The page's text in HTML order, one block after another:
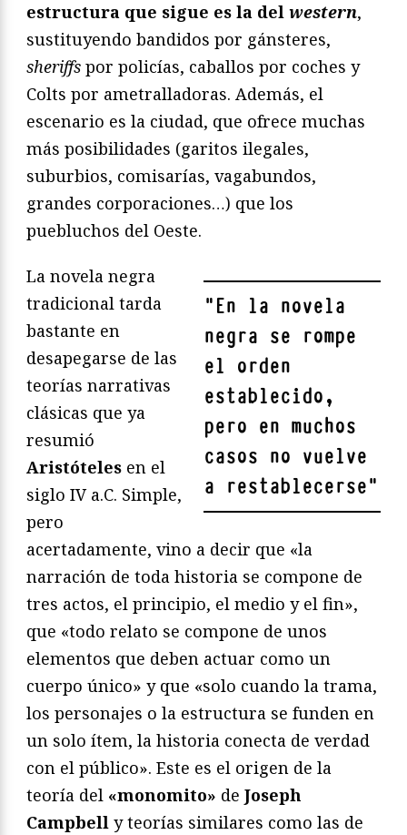
estructura que sigue es la del western,
sustituyendo bandidos por gánsteres,
sheriffs por policías, caballos por coches y
Colts por ametralladoras. Además, el
escenario es la ciudad, que ofrece muchas
más posibilidades (garitos ilegales,
suburbios, comisarías, vagabundos,
grandes corporaciones…) que los
puebluchos del Oeste.
"En la novela
negra se rompe
el orden
establecido,
pero en muchos
casos no vuelve
a restablecerse"
La novela negra
tradicional tarda
bastante en
desapegarse de las
teorías narrativas
clásicas que ya
resumió
Aristóteles en el
siglo IV a.C. Simple,
pero
acertadamente, vino a decir que «la
narración de toda historia se compone de
tres actos, el principio, el medio y el fin»,
que «todo relato se compone de unos
elementos que deben actuar como un
cuerpo único» y que «solo cuando la trama,
los personajes o la estructura se funden en
un solo ítem, la historia conecta de verdad
con el público». Este es el origen de la
teoría del «monomito» de Joseph
Campbell y teorías similares como las de